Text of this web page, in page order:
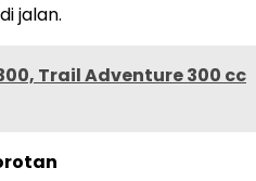
jalan.
Trail Adventure 300 cc